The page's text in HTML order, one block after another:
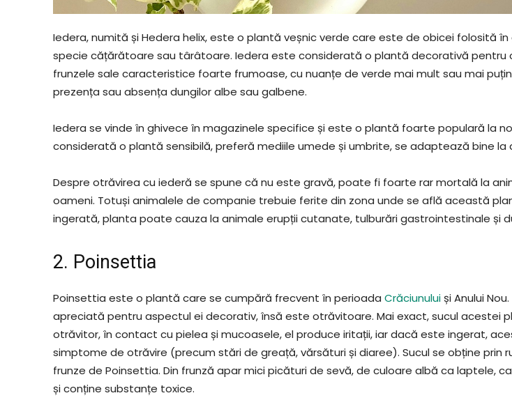
Iedera, numită și Hedera helix, este o plantă veșnic verde care este de obicei folosită în
specie cățărătoare sau târâtoare. Iedera este considerată o plantă decorativă pentru
frunzele sale caracteristice foarte frumoase, cu nuanțe de verde mai mult sau mai
prezența sau absența dungilor albe sau galbene.
Iedera se vinde în ghivece în magazinele specifice și este o plantă foarte populară la
considerată o plantă sensibilă, preferă mediile umede și umbrite, se adaptează bine la
Despre otrăvirea cu iederă se spune că nu este gravă, poate fi foarte rar mortală la
oameni. Totuși animalele de companie trebuie ferite din zona unde se află această
ingerată, planta poate cauza la animale erupții cutanate, tulburări gastrointestinale și
2. Poinsettia
Poinsettia este o plantă care se cumpără frecvent în perioada Crăciunuluiși Anului
apreciată pentru aspectul ei decorativ, însă este otrăvitoare. Mai exact, sucul acestei
otrăvitor, în contact cu pielea și mucoasele, el produce iritații, iar dacă este ingerat,
simptome de otrăvire (precum stări de greață, vărsături și diaree). Sucul se obține prin
frunze de Poinsettia. Din frunză apar mici picături de sevă, de culoare albă ca laptele,
și conține substanțe toxice.